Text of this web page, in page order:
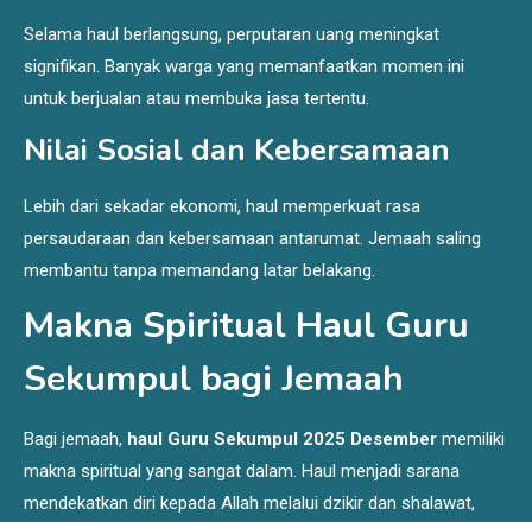
Selama haul berlangsung, perputaran uang meningkat
signifikan. Banyak warga yang memanfaatkan momen ini
untuk berjualan atau membuka jasa tertentu.
Nilai Sosial dan Kebersamaan
Lebih dari sekadar ekonomi, haul memperkuat rasa
persaudaraan dan kebersamaan antarumat. Jemaah saling
membantu tanpa memandang latar belakang.
Makna Spiritual Haul Guru
Sekumpul bagi Jemaah
Bagi jemaah, haul Guru Sekumpul 2025 Desember memiliki
makna spiritual yang sangat dalam. Haul menjadi sarana
mendekatkan diri kepada Allah melalui dzikir dan shalawat,